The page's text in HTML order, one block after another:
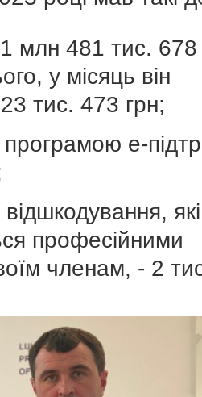
млн 481 тис. 678
у місяць він
тис. 473 грн;
програмою е-
які
професійними
членам, - 2